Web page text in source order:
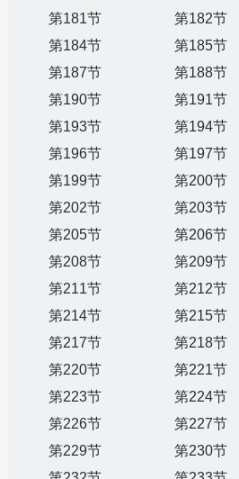
第181节
第182节
第184节
第185节
第187节
第188节
第190节
第191节
第193节
第194节
第196节
第197节
第199节
第200节
第202节
第203节
第205节
第206节
第208节
第209节
第211节
第212节
第214节
第215节
第217节
第218节
第220节
第221节
第223节
第224节
第226节
第227节
第229节
第230节